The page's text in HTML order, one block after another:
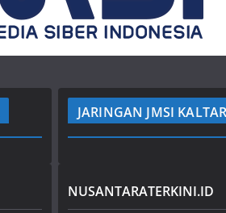
JARINGAN JMSI
NUSANTARATERKINI.ID